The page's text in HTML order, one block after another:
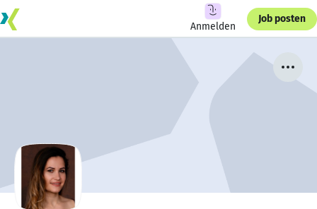
Anmelden
Job posten